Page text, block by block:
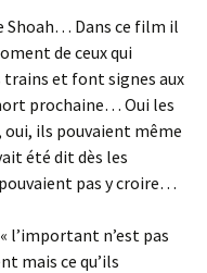
Shoah… Dans ce film il
de ceux qui
trains et font signes aux
prochaine… Oui les
oui, ils pouvaient même
été dit dès les
pas y croire…
l’important n’est pas
mais ce qu’ils